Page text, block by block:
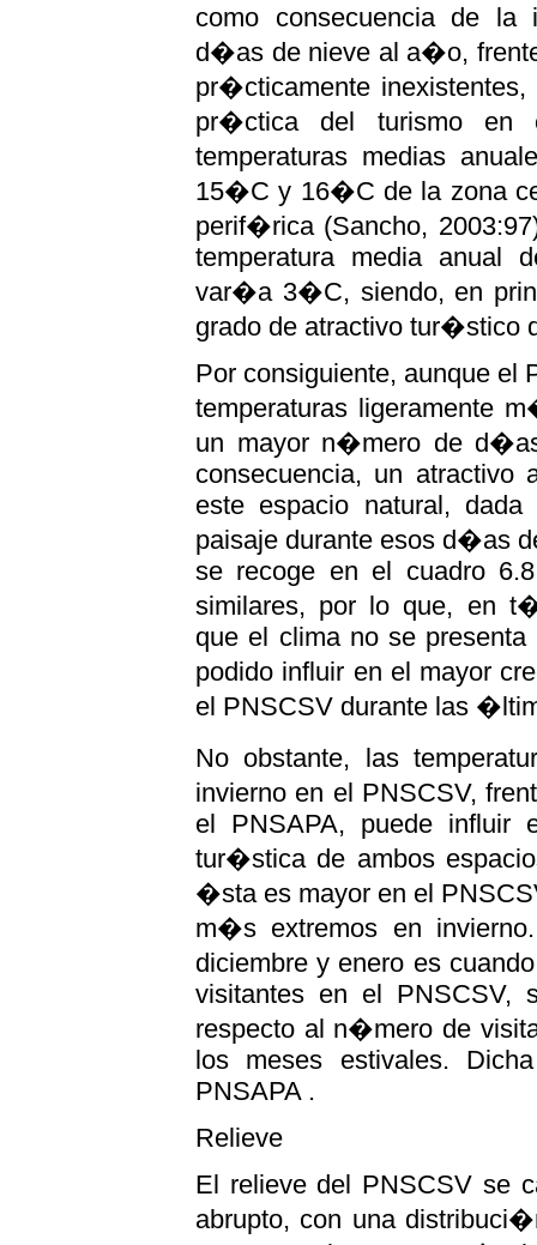
como consecuencia de
d�as de nieve al a�o,
pr�cticamente
pr�ctica del turismo
temperaturas medias
15�C y 16�C de la zona
perif�rica (Sancho,
temperatura media anual
var�a 3�C, siendo, en
grado de atractivo tur�stico
Por consiguiente, aunque el
temperaturas ligeramente
un mayor n�mero de
consecuencia, un atractivo
este espacio natural,
paisaje durante esos d�as
se recoge en el cuadro
similares, por lo que, en
que el clima no se
podido influir en el mayor
el PNSCSV durante las
No obstante, las
invierno en el PNSCSV,
el PNSAPA, puede influir
tur�stica de ambos
�sta es mayor en el
m�s extremos en
diciembre y enero es
visitantes en el PNSCSV,
respecto al n�mero de
los meses estivales.
PNSAPA .
Relieve
El relieve del PNSCSV se
abrupto, con una